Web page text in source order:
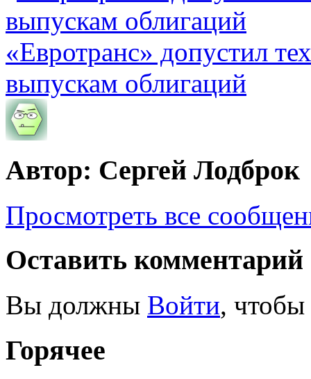
«Евротранс» допустил
выпускам облигаций
Автор: Сергей Лодброк
Просмотреть все
Оставить комментарий
Вы должны Войти, чтобы
Горячее